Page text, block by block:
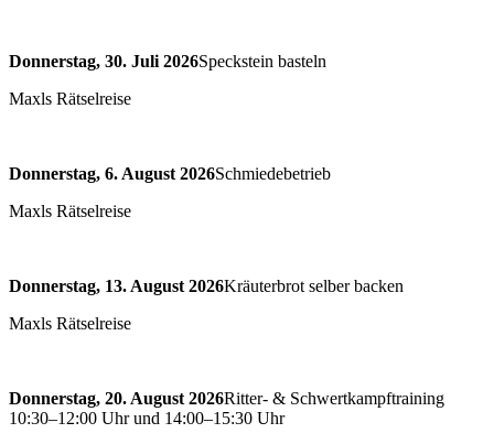
Donnerstag, 30. Juli 2026Speckstein basteln
Maxls Rätselreise
Donnerstag, 6. August 2026Schmiedebetrieb
Maxls Rätselreise
Donnerstag, 13. August 2026Kräuterbrot selber backen
Maxls Rätselreise
Donnerstag, 20. August 2026Ritter- & Schwertkampftraining
10:30–12:00 Uhr und 14:00–15:30 Uhr